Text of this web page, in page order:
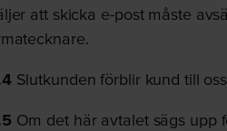
att skicka e-post måste
Slutkunden förblir kund till
Om det här avtalet sägs upp